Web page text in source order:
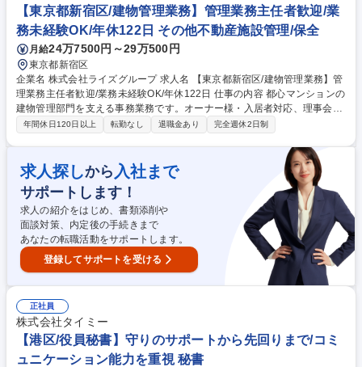
御を担当する電気技術課へのスムーズな設計データの引継ぎ 【使用ソフ
ト】3DCAD：CATIA V5 ／ 2DCAD：AutoCAD 【業務内容の変更範囲】
当社業務全般 募集職種 【守山区/機械設計(ロボット)】大手メーカー導入
実績有◎/年休125日/面接1回
【東京都新宿区/建物管理業務】管理業務主任者歓迎/業
務未経験OK/年休122日 その他不動産施設管理/保全
月給24万7500円～29万500円
東京都新宿区
企業名 株式会社ライズグループ 求人名 【東京都新宿区/建物管理業務】管
理業務主任者歓迎/業務未経験OK/年休122日 仕事の内容 都心マンションの
建物管理部門を支える事務業務です。オーナー様・入居者対応、理事会サ
ポートの書類作成、管理費のデータ入力が主業務。未経験でも先輩の指導
や入居者様からの電話・メールによる問い合わせに対応し、担当者への正
確な情報伝達を行います。マンションの理事会・総会で使用する資料作成
補助や日程調整といった運営サポートを担当。管理費や修繕積立金などの
入出金データ入力や請求書処理、専用システムへの情報登録といった経
理・データ管理も行います。※変更の範囲：変更なし 募集職種 【東京都
新宿区/建物管理業務】管理業務主任者歓迎/業務未経験OK/年休122日
年間休日120日以上 転勤なし 退職金あり 完全週休2日制
求人探しから 入社まで
サポートします！
求人の紹介をはじめ、書類添削や
面談対策、内定後の手続きまで
あなたの転職活動をサポートします。
登録してサポートを受ける
正社員
株式会社タイミー
【港区/役員秘書】守りのサポートから先回りまで/コミ
ュニケーション能力を重視 秘書